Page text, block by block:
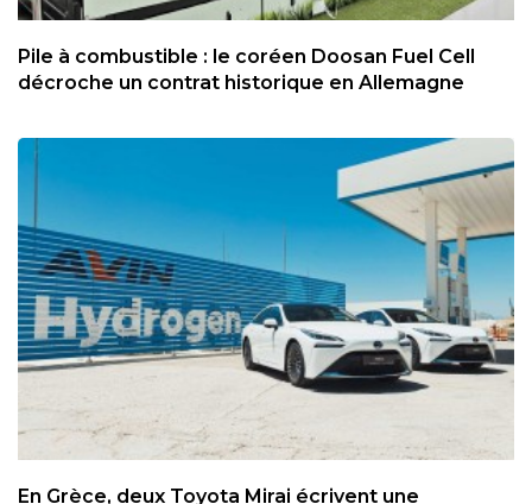
Pile à combustible : le coréen Doosan Fuel Cell
décroche un contrat historique en Allemagne
En Grèce, deux Toyota Mirai écrivent une